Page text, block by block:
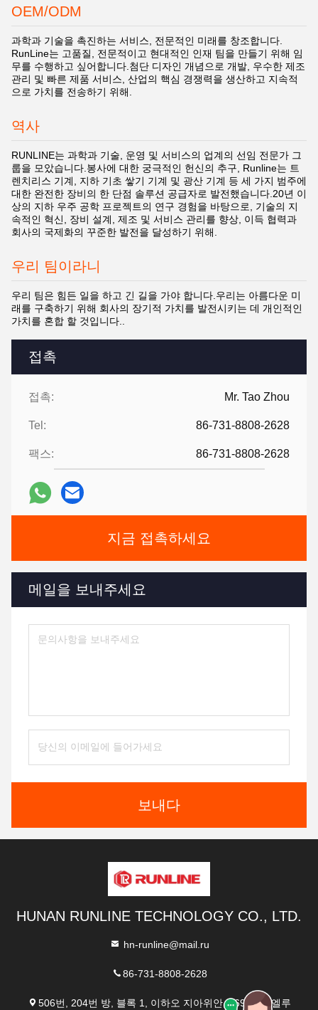
접촉
접촉: Mr. Tao Zhou
Tel: 86-731-8808-2628
팩스: 86-731-8808-2628
지금 접촉하세요
메일을 보내주세요
보내다
OEM/ODM
과학과 기술을 촉진하는 서비스, 전문적인 미래를 창조합니다.
RunLine는 고품질, 전문적이고 현대적인 인재 팀을 만들기 위해 임
무를 수행하고 싶어합니다.첨단 디자인 개념으로 개발, 우수한 제조
관리 및 빠른 제품 서비스, 산업의 핵심 경쟁력을 생산하고 지속적
으로 가치를 전송하기 위해.
역사
RUNLINE는 과학과 기술, 운영 및 서비스의 업계의 선임 전문가 그
룹을 모았습니다.봉사에 대한 궁극적인 헌신의 추구, Runline는 트
렌치리스 기계, 지하 기초 쌓기 기계 및 광산 기계 등 세 가지 범주에
대한 완전한 장비의 한 단점 솔루션 공급자로 발전했습니다.20년 이
상의 지하 우주 공학 프로젝트의 연구 경험을 바탕으로, 기술의 지
속적인 혁신, 장비 설계, 제조 및 서비스 관리를 향상, 이득 협력과
회사의 국제화의 꾸준한 발전을 달성하기 위해.
우리 팀이라니
우리 팀은 힘든 일을 하고 긴 길을 가야 합니다.우리는 아름다운 미
래를 구축하기 위해 회사의 장기적 가치를 발전시키는 데 개인적인
가치를 혼합 할 것입니다..
HUNAN RUNLINE TECHNOLOGY CO., LTD.
hn-runline@mail.ru
86-731-8808-2628
506번, 204번 방, 블록 1, 이하오 지아위안, 369번, 유엘루